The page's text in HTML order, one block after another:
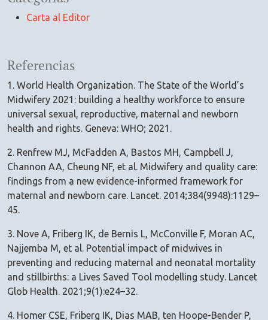
Carta al Editor
Referencias
1. World Health Organization. The State of the World’s
Midwifery 2021: building a healthy workforce to ensure
universal sexual, reproductive, maternal and newborn
health and rights. Geneva: WHO; 2021.
2. Renfrew MJ, McFadden A, Bastos MH, Campbell J,
Channon AA, Cheung NF, et al. Midwifery and quality care:
findings from a new evidence-informed framework for
maternal and newborn care. Lancet. 2014;384(9948):1129–
45.
3. Nove A, Friberg IK, de Bernis L, McConville F, Moran AC,
Najjemba M, et al. Potential impact of midwives in
preventing and reducing maternal and neonatal mortality
and stillbirths: a Lives Saved Tool modelling study. Lancet
Glob Health. 2021;9(1):e24–32.
4. Homer CSE, Friberg IK, Dias MAB, ten Hoope-Bender P,